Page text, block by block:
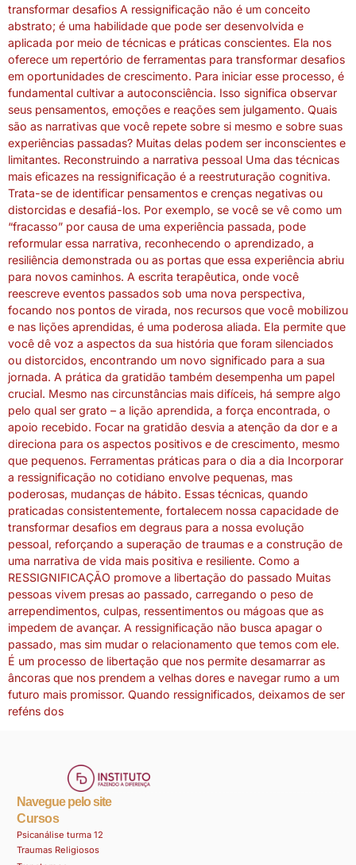
transformar desafios A ressignificação não é um conceito
abstrato; é uma habilidade que pode ser desenvolvida e
aplicada por meio de técnicas e práticas conscientes. Ela nos
oferece um repertório de ferramentas para transformar desafios
em oportunidades de crescimento. Para iniciar esse processo, é
fundamental cultivar a autoconsciência. Isso significa observar
seus pensamentos, emoções e reações sem julgamento. Quais
são as narrativas que você repete sobre si mesmo e sobre suas
experiências passadas? Muitas delas podem ser inconscientes e
limitantes. Reconstruindo a narrativa pessoal Uma das técnicas
mais eficazes na ressignificação é a reestruturação cognitiva.
Trata-se de identificar pensamentos e crenças negativas ou
distorcidas e desafiá-los. Por exemplo, se você se vê como um
“fracasso” por causa de uma experiência passada, pode
reformular essa narrativa, reconhecendo o aprendizado, a
resiliência demonstrada ou as portas que essa experiência abriu
para novos caminhos. A escrita terapêutica, onde você
reescreve eventos passados sob uma nova perspectiva,
focando nos pontos de virada, nos recursos que você mobilizou
e nas lições aprendidas, é uma poderosa aliada. Ela permite que
você dê voz a aspectos da sua história que foram silenciados
ou distorcidos, encontrando um novo significado para a sua
jornada. A prática da gratidão também desempenha um papel
crucial. Mesmo nas circunstâncias mais difíceis, há sempre algo
pelo qual ser grato – a lição aprendida, a força encontrada, o
apoio recebido. Focar na gratidão desvia a atenção da dor e a
direciona para os aspectos positivos e de crescimento, mesmo
que pequenos. Ferramentas práticas para o dia a dia Incorporar
a ressignificação no cotidiano envolve pequenas, mas
poderosas, mudanças de hábito. Essas técnicas, quando
praticadas consistentemente, fortalecem nossa capacidade de
transformar desafios em degraus para a nossa evolução
pessoal, reforçando a superação de traumas e a construção de
uma narrativa de vida mais positiva e resiliente. Como a
RESSIGNIFICAÇÃO promove a libertação do passado Muitas
pessoas vivem presas ao passado, carregando o peso de
arrependimentos, culpas, ressentimentos ou mágoas que as
impedem de avançar. A ressignificação não busca apagar o
passado, mas sim mudar o relacionamento que temos com ele.
É um processo de libertação que nos permite desamarrar as
âncoras que nos prendem a velhas dores e navegar rumo a um
futuro mais promissor. Quando ressignificados, deixamos de ser
reféns dos
Navegue pelo site
Cursos
Psicanálise turma 12
Traumas Religiosos